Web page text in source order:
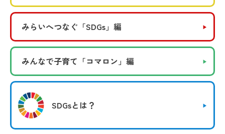
みらいへつなぐ 「SDGs」編
みんなで子育て 「コマロン」編
SDGsとは？